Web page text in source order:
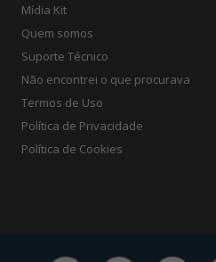
Mídia Kit
Quem somos
Suporte Técnico
Não encontrei o que procurava
Termos de Uso
Política de Privacidade
Política de Cookies